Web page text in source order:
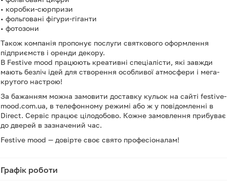
• коробки-сюрпризи
• фольговані фігури-гіганти
• фотозони
Також компанія пропонує послуги святкового оформлення
підприємств і оренди декору.
В Festive mood працюють креативні спеціалісти, які завжди
мають безліч ідей для створення особливої атмосфери і мега-
крутого настрою!
За бажанням можна замовити доставку кульок на сайті festive-
mood.com.ua, в телефонному режимі або ж у повідомленні в
Direct. Сервіс працює цілодобово. Кожне замовлення прибуває
до дверей в зазначений час.
Festive mood — довірте своє свято професіоналам!
Графік роботи